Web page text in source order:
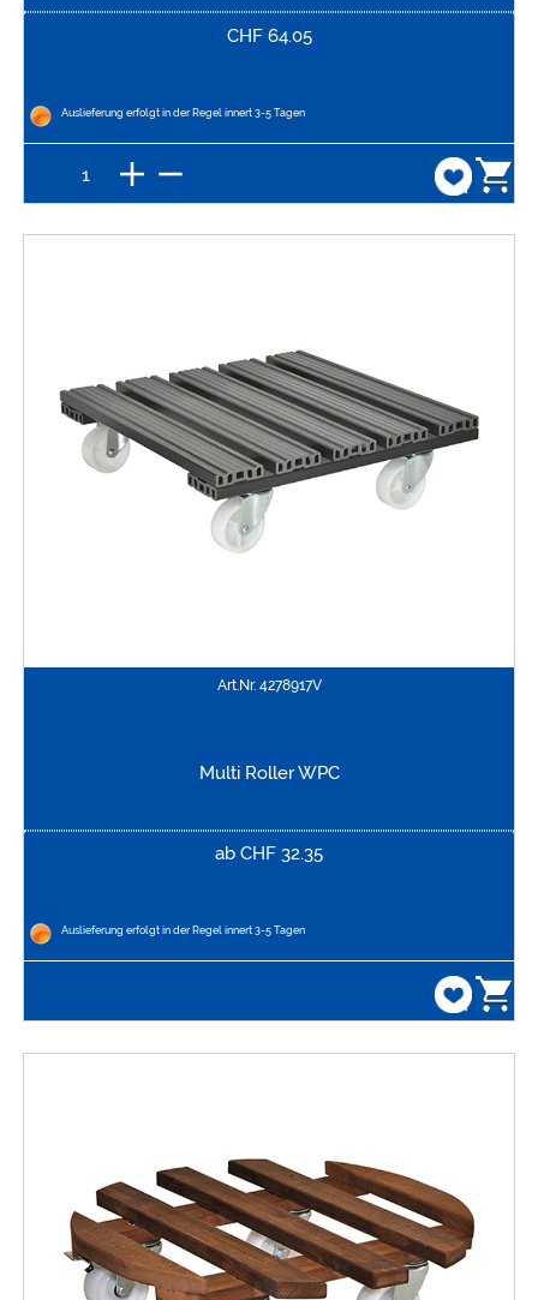
CHF 64.05
Auslieferung erfolgt in der Regel innert 3-5 Tagen
Art.Nr. 4278917V
Multi Roller WPC
ab CHF 32.35
Auslieferung erfolgt in der Regel innert 3-5 Tagen